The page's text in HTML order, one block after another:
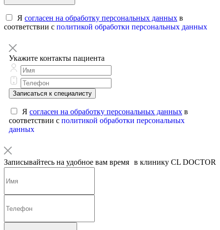
Я согласен на обработку персональных данных в
соответствии с политикой обработки персональных данных
Укажите контакты пациента
Записаться к специалисту
Я согласен на обработку персональных данных в
соответствии с политикой обработки персональных
данных
Записывайтесь на удобное вам время в клинику CL DOCTOR